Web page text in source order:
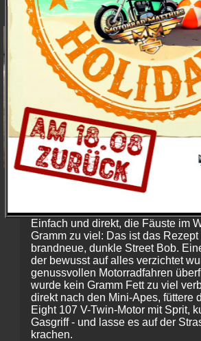
Ein Motorrad, das Dich
wieder loslässt.
Einfach und direkt, die Fäuste im
Gramm zu viel: Das ist das Rezept
brandneue, dunkle Street Bob.
der bewusst auf alles verzichtet
genussvollen Motorradfahren
wurde kein Gramm Fett zu viel
direkt nach den Mini-Apes, füttere
Eight 107 V-Twin-Motor mit Sprit,
Gasgriff - und lasse es auf der
krachen.